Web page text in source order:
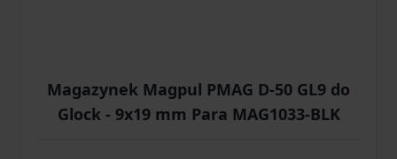
Magazynek Magpul PMAG D-50 GL9 do
Glock - 9x19 mm Para MAG1033-BLK